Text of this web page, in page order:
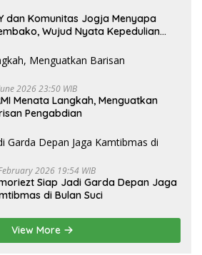
dan Komunitas Jogja Menyapa
Wujud Nyata Kepedulian
2026 23:50 WIB
Menata Langkah, Menguatkan
Pengabdian
2026 19:54 WIB
Siap Jadi Garda Depan Jaga
di Bulan Suci
View More